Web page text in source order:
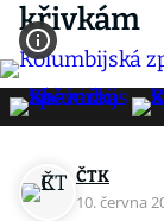
křivkám
ČTK
10. června